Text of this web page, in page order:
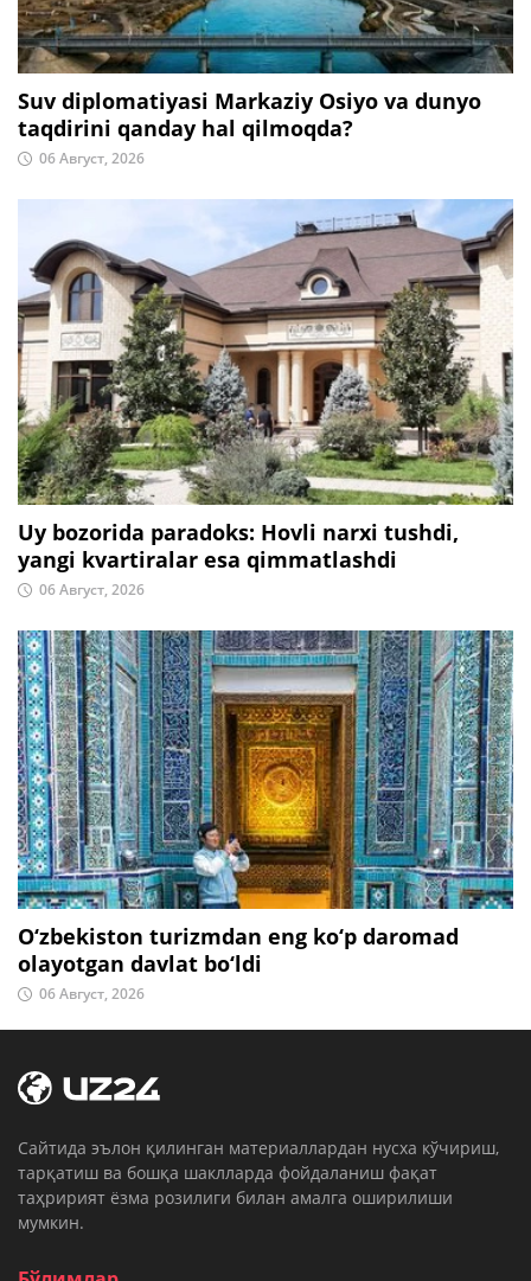
Suv diplomatiyasi Markaziy Osiyo va dunyo
taqdirini qanday hal qilmoqda?
06 Август, 2026
Uy bozorida paradoks: Hovli narxi tushdi,
yangi kvartiralar esa qimmatlashdi
06 Август, 2026
O‘zbekiston turizmdan eng ko‘p daromad
olayotgan davlat bo‘ldi
06 Август, 2026
Cайтида эълон қилинган материаллардан нусха кўчириш,
тарқатиш ва бошқа шаклларда фойдаланиш фақат
таҳририят ёзма розилиги билан амалга оширилиши
мумкин.